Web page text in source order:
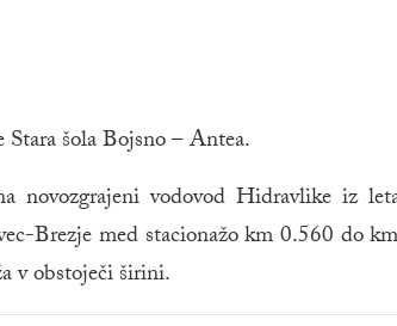
šola Bojsno – Antea.
novozgrajeni vodovod Hidravlike iz
Brezje med stacionažo km 0.560 do
v obstoječi širini.